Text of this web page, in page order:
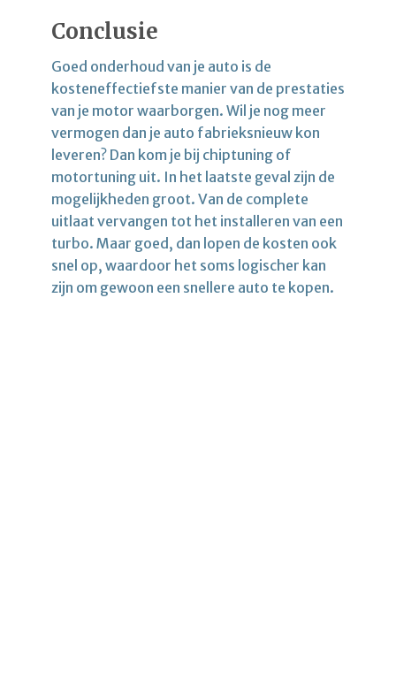
Conclusie
Goed onderhoud van je auto is de
kosteneffectiefste manier van de prestaties
van je motor waarborgen. Wil je nog meer
vermogen dan je auto fabrieksnieuw kon
leveren? Dan kom je bij chiptuning of
motortuning uit. In het laatste geval zijn de
mogelijkheden groot. Van de complete
uitlaat vervangen tot het installeren van een
turbo. Maar goed, dan lopen de kosten ook
snel op, waardoor het soms logischer kan
zijn om gewoon een snellere auto te kopen.